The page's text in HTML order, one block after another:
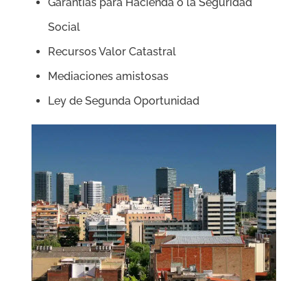
Social
Recursos Valor Catastral
Mediaciones amistosas
Ley de Segunda Oportunidad